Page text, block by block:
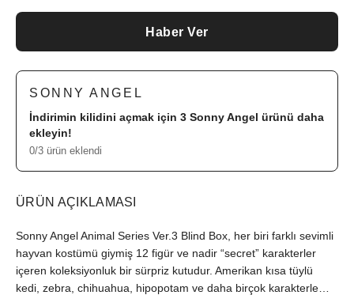
Haber Ver
SONNY ANGEL
İndirimin kilidini açmak için 3 Sonny Angel ürünü daha
ekleyin!
0/3 ürün eklendi
ÜRÜN AÇIKLAMASI
Sonny Angel Animal Series Ver.3 Blind Box, her biri farklı sevimli
hayvan kostümü giymiş 12 figür ve nadir “secret” karakterler
içeren koleksiyonluk bir sürpriz kutudur. Amerikan kısa tüylü
kedi, zebra, chihuahua, hipopotam ve daha birçok karakterle